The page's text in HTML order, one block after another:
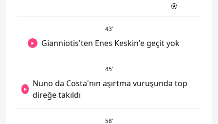
43’
Gianniotis'ten Enes Keskin'e geçit yok
45’
Nuno da Costa'nın aşırtma vuruşunda top
direğe takıldı
58’